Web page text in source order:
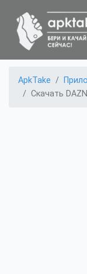
ApkTake
Скачать DAZN